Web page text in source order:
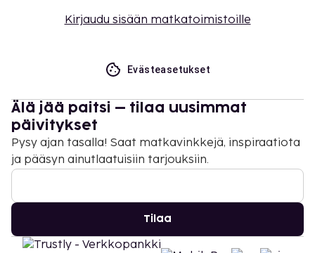
Kirjaudu sisään matkatoimistoille
Evästeasetukset
Älä jää paitsi – tilaa uusimmat
päivitykset
Pysy ajan tasalla! Saat matkavinkkejä, inspiraatiota
ja pääsyn ainutlaatuisiin tarjouksiin.
Tilaa